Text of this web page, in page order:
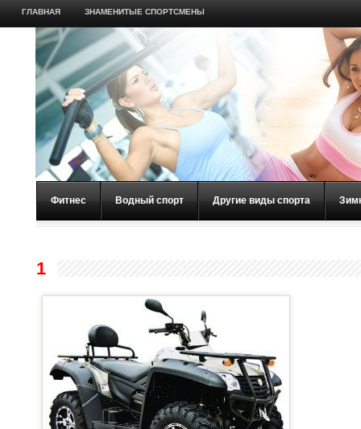
ГЛАВНАЯ ЗНАМЕНИТЫЕ СПОРТСМЕНЫ
Фитнес Водный спорт Другие виды спорта
1